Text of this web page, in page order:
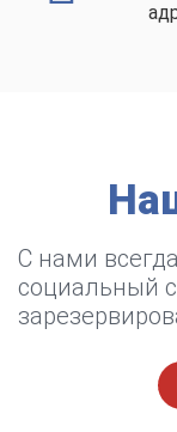
С нами
социальный